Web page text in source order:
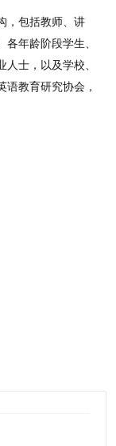
，包括教师、讲
年龄阶段学生、
士，以及学校、
教育研究协会，